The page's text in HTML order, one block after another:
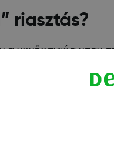
riasztás?
vevőegység vagy
van a megjelenítő